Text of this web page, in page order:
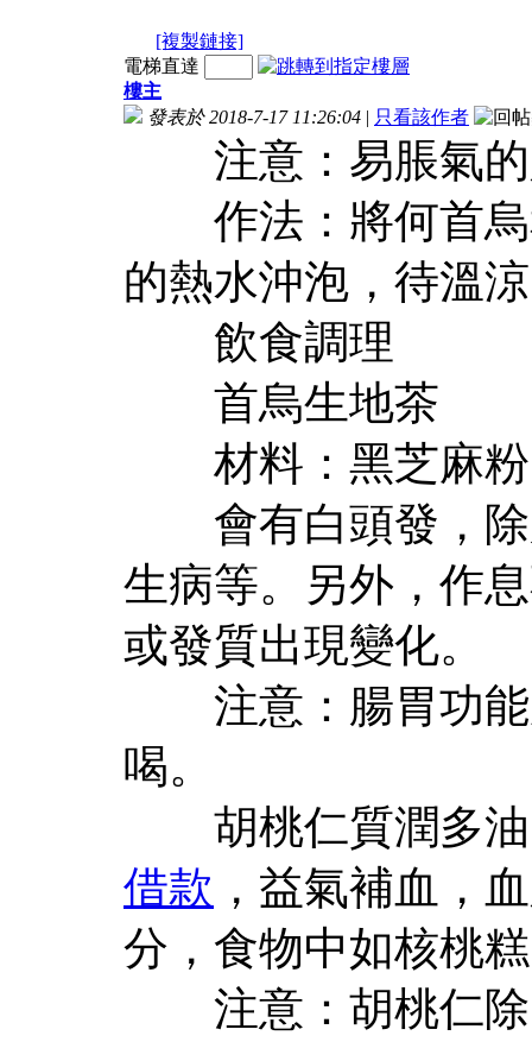
[複製鏈接]
電梯直達
樓主
發表於 2018-7-17 11:26:04 | 只看該作者
注意：易脹氣的
作法：將何首烏
的熱水沖泡，待溫
飲食調理
首烏生地茶
材料：黑芝麻粉
會有白頭發，除
生病等。另外，作
或發質出現變化。
注意：腸胃功能
喝。
胡桃仁質潤多油
借款 ，益氣補血，
分，食物中如核桃
注意：胡桃仁除